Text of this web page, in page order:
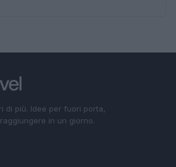
di più. Idee per fuori porta,
in un giorno.